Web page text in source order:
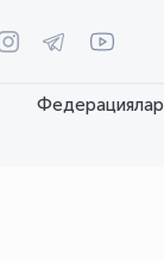
Федерациялар